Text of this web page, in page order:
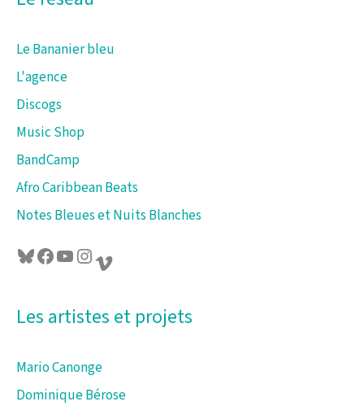
Le Bananier bleu
L'agence
Discogs
Music Shop
BandCamp
Afro Caribbean Beats
Notes Bleues et Nuits Blanches
Bluesky Facebook YouTube InstagramVimeo
Les artistes et projets
Mario Canonge
Dominique Bérose